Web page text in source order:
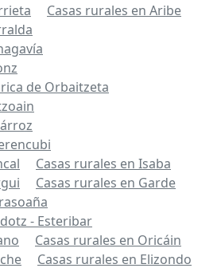
Casas rurales en Aribe
de Orbaitzeta
Casas rurales en Isaba
Casas rurales en Garde
- Esteribar
Casas rurales en Oricáin
Casas rurales en Elizondo